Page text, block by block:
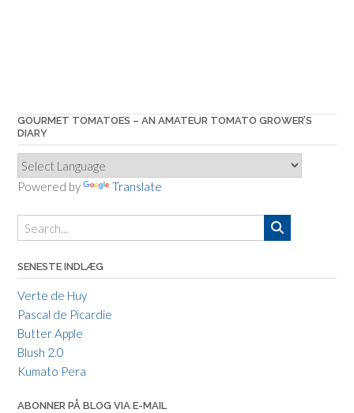
GOURMET TOMATOES – AN AMATEUR TOMATO GROWER’S
DIARY
Powered by Translate
SENESTE INDLÆG
Verte de Huy
Pascal de Picardie
Butter Apple
Blush 2.0
Kumato Pera
ABONNER PÅ BLOG VIA E-MAIL